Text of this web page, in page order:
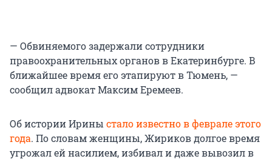
— Обвиняемого задержали сотрудники
правоохранительных органов в Екатеринбурге. В
ближайшее время его этапируют в Тюмень, —
сообщил адвокат Максим Еремеев.
Об истории Ирины стало известно в феврале этого
года. По словам женщины, Жириков долгое время
угрожал ей насилием, избивал и даже вывозил в